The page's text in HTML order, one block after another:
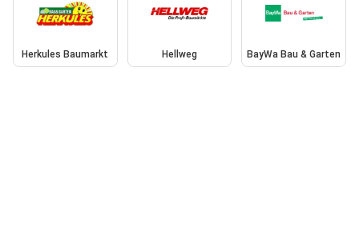
Herkules Baumarkt Hellweg BayWa Bau & Garten